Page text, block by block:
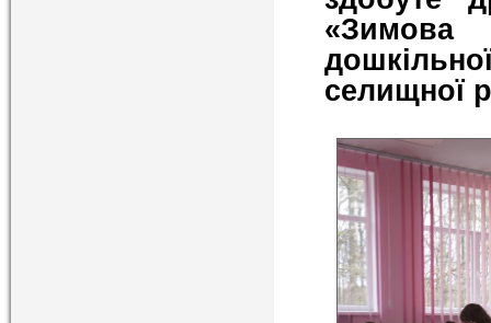
«Зимова
селищної